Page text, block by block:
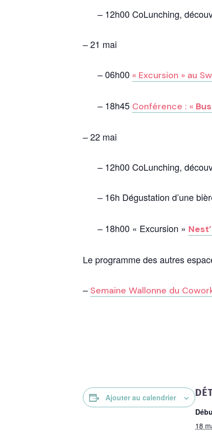
– 12h00 CoLunching,
– 21 mai
– 06h00 « Excursion » au
– 18h45 Conférence : «
– 22 mai
– 12h00 CoLunching,
– 16h Dégustation d’une
– 18h00 « Excursion »
Le programme des autres
– Semaine Wallonne du
Ajouter au calendrier
18